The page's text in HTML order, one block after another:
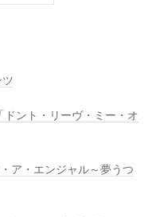
ツ
ント・リーヴ・ミー・オ
ア・エンジャル～夢うつ